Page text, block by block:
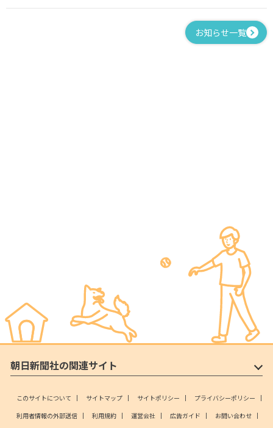
お知らせ一覧
朝日新聞社の関連サイト
このサイトについて サイトマップ サイトポリシー
プライバシーポリシー
利用者情報の外部送信
利用規約 運営会社 広告ガイド お問い合わせ